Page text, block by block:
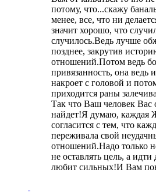
потому, что...скажу
менее, все, что ни
значит хорошо, что
случилось.Ведь лучше
позднее, закрутив
отношений.Потом ведь
привязанность, она ведь
накроет с головой и
приходится раны
Так что Ваш человек Вас
найдет!Я думаю, каждая
согласится с тем, что
переживала свой
отношений.Надо только
не оставлять цель, а идти
любит сильных!И Вам